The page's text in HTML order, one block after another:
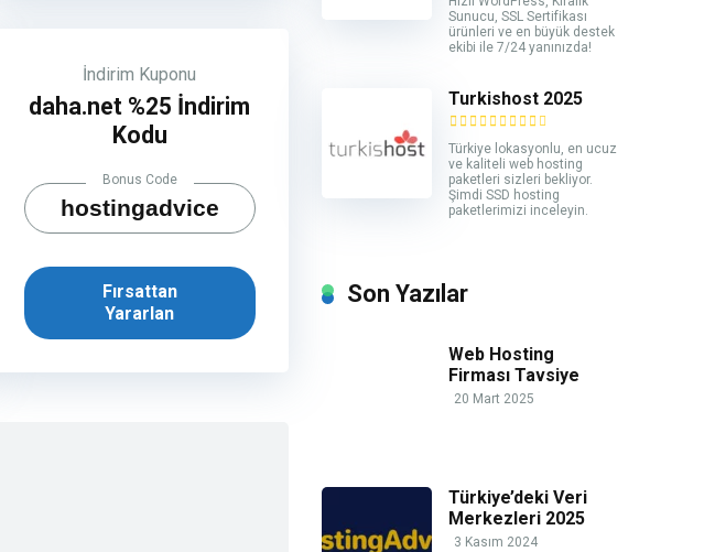
İndirim Kuponu
daha.net %25 İndirim
Kodu
hostingadvice
Bonus Code
Fırsattan
Yararlan
Sunucu, SSL Sertifikası
ürünleri ve en büyük destek
ekibi ile 7/24 yanınızda!
Turkishost 2025
Türkiye lokasyonlu, en ucuz
ve kaliteli web hosting
paketleri sizleri bekliyor.
Şimdi SSD hosting
paketlerimizi inceleyin.
Son Yazılar
Web Hosting
Firması Tavsiye
20 Mart 2025
Türkiye’deki Veri
Merkezleri 2025
3 Kasım 2024